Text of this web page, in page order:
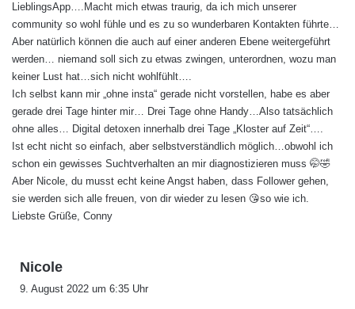
LieblingsApp….Macht mich etwas traurig, da ich mich unserer
community so wohl fühle und es zu so wunderbaren Kontakten führte…
Aber natürlich können die auch auf einer anderen Ebene weitergeführt
werden… niemand soll sich zu etwas zwingen, unterordnen, wozu man
keiner Lust hat…sich nicht wohlfühlt….
Ich selbst kann mir „ohne insta“ gerade nicht vorstellen, habe es aber
gerade drei Tage hinter mir… Drei Tage ohne Handy…Also tatsächlich
ohne alles… Digital detoxen innerhalb drei Tage „Kloster auf Zeit“….
Ist echt nicht so einfach, aber selbstverständlich möglich…obwohl ich
schon ein gewisses Suchtverhalten an mir diagnostizieren muss 🤭🤣
Aber Nicole, du musst echt keine Angst haben, dass Follower gehen,
sie werden sich alle freuen, von dir wieder zu lesen 😘so wie ich.
Liebste Grüße, Conny
Nicole
a
9. August 2022 um 6:35 Uhr